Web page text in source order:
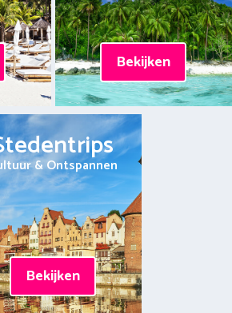
Bekijken
& Ontspannen
Bekijken